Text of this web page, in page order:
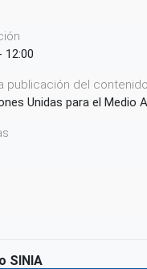
12:00
publicación del
Unidas para el Medio
SINIA